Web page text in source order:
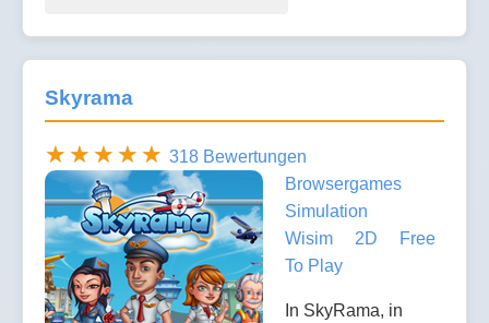
Skyrama
318 Bewertungen
Browsergames
Simulation
Wisim
2D
Free
To Play
In SkyRama, in